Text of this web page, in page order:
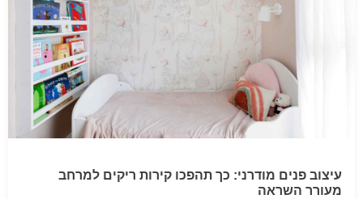
עיצוב פנים מודרני: כך תהפכו קירות ריקים למרחב
מעורר השראה